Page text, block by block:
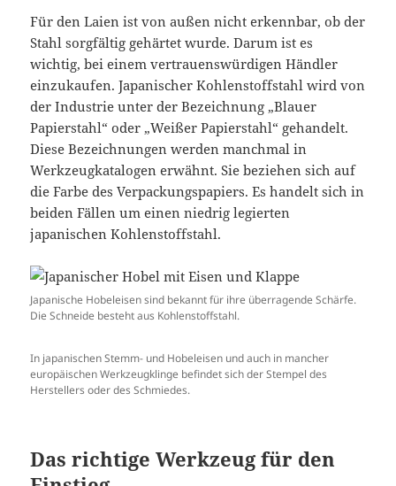
Für den Laien ist von außen nicht erkennbar, ob der
Stahl sorgfältig gehärtet wurde. Darum ist es
wichtig, bei einem vertrauenswürdigen Händler
einzukaufen. Japanischer Kohlenstoffstahl wird von
der Industrie unter der Bezeichnung „Blauer
Papierstahl“ oder „Weißer Papierstahl“ gehandelt.
Diese Bezeichnungen werden manchmal in
Werkzeugkatalogen erwähnt. Sie beziehen sich auf
die Farbe des Verpackungspapiers. Es handelt sich in
beiden Fällen um einen niedrig legierten
japanischen Kohlenstoffstahl.
Japanische Hobeleisen sind bekannt für ihre überragende Schärfe.
Die Schneide besteht aus Kohlenstoffstahl.
In japanischen Stemm- und Hobeleisen und auch in mancher
europäischen Werkzeugklinge befindet sich der Stempel des
Herstellers oder des Schmiedes.
Das richtige Werkzeug für den